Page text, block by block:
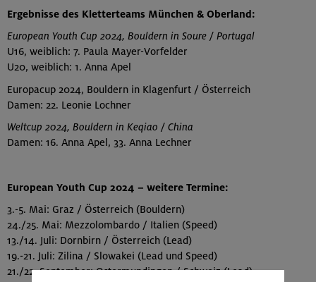
Ergebnisse des Kletterteams München & Oberland:
European Youth Cup 2024, Bouldern in Soure / Portugal
U16, weiblich: 7. Paula Mayer-Vorfelder
U20, weiblich: 1. Anna Apel
Europacup 2024, Bouldern in Klagenfurt / Österreich
Damen: 22. Leonie Lochner
Weltcup 2024, Bouldern in Keqiao / China
Damen: 16. Anna Apel, 33. Anna Lechner
European Youth Cup 2024 – weitere Termine:
3.-5. Mai: Graz / Österreich (Bouldern)
24./25. Mai: Mezzolombardo / Italien (Speed)
13./14. Juli: Dornbirn / Österreich (Lead)
19.-21. Juli: Zilina / Slowakei (Lead und Speed)
21./22. September: Ostermundingen / Schweiz (Lead)